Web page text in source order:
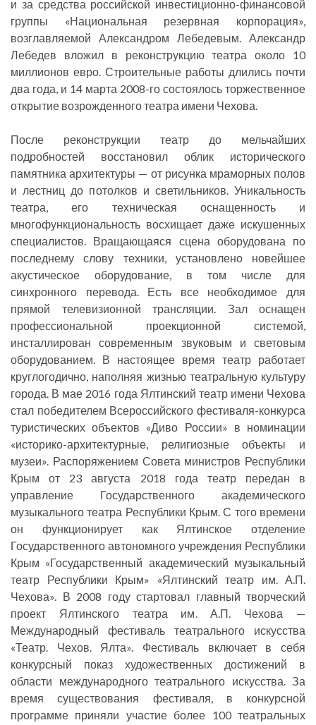
и за средства российской инвестиционно-финансовой
группы «Национальная резервная корпорация»,
возглавляемой Александром Лебедевым. Александр
Лебедев вложил в реконструкцию театра около 10
миллионов евро. Строительные работы длились почти
два года, и 14 марта 2008-го состоялось торжественное
открытие возрожденного театра имени Чехова.
После реконструкции театр до мельчайших
подробностей восстановил облик исторического
памятника архитектуры — от рисунка мраморных полов
и лестниц до потолков и светильников. Уникальность
театра, его техническая оснащенность и
многофункциональность восхищает даже искушенных
специалистов. Вращающаяся сцена оборудована по
последнему слову техники, установлено новейшее
акустическое оборудование, в том числе для
синхронного перевода. Есть все необходимое для
прямой телевизионной трансляции. Зал оснащен
профессиональной проекционной системой,
инсталлирован современным звуковым и световым
оборудованием. В настоящее время театр работает
круглогодично, наполняя жизнью театральную культуру
города. В мае 2016 года Ялтинский театр имени Чехова
стал победителем Всероссийского фестиваля-конкурса
туристических объектов «Диво России» в номинации
«историко-архитектурные, религиозные объекты и
музеи». Распоряжением Совета министров Республики
Крым от 23 августа 2018 года театр передан в
управление Государственного академического
музыкального театра Республики Крым. С того времени
он функционирует как Ялтинское отделение
Государственного автономного учреждения Республики
Крым «Государственный академический музыкальный
театр Республики Крым» «Ялтинский театр им. А.П.
Чехова». В 2008 году стартовал главный творческий
проект Ялтинского театра им. А.П. Чехова —
Международный фестиваль театрального искусства
«Театр. Чехов. Ялта». Фестиваль включает в себя
конкурсный показ художественных достижений в
области международного театрального искусства. За
время существования фестиваля, в конкурсной
программе приняли участие более 100 театральных